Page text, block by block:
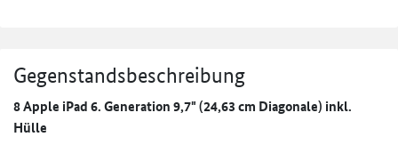
Gegenstandsbeschreibung
8 Apple iPad 6. Generation 9,7" (24,63 cm Diagonale) inkl.
Hülle